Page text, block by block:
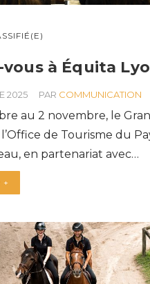
vous à Équita
2025 PAR COMMUNICATION
au 2 novembre, le
de Tourisme du
en partenariat avec…
+